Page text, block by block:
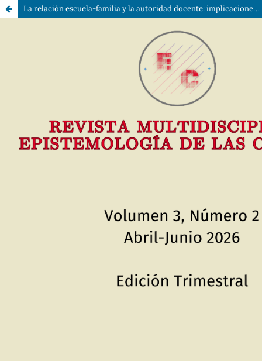
La relación escuela-familia y la autoridad docente: implicaciones en el desarrollo académico en el nivel medio superior